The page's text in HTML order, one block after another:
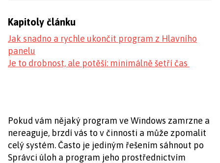
Kapitoly článku
Jak snadno a rychle ukončit program z Hlavního
panelu
Je to drobnost, ale potěší: minimálně šetří čas
Pokud vám nějaký program ve Windows zamrzne a
nereaguje, brzdí vás to v činnosti a může zpomalit
celý systém. Často je jediným řešením sáhnout po
Správci úloh a program jeho prostřednictvím